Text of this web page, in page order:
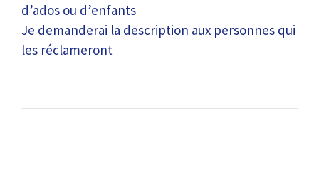
d’ados ou d’enfants
Je demanderai la description aux personnes qui
les réclameront